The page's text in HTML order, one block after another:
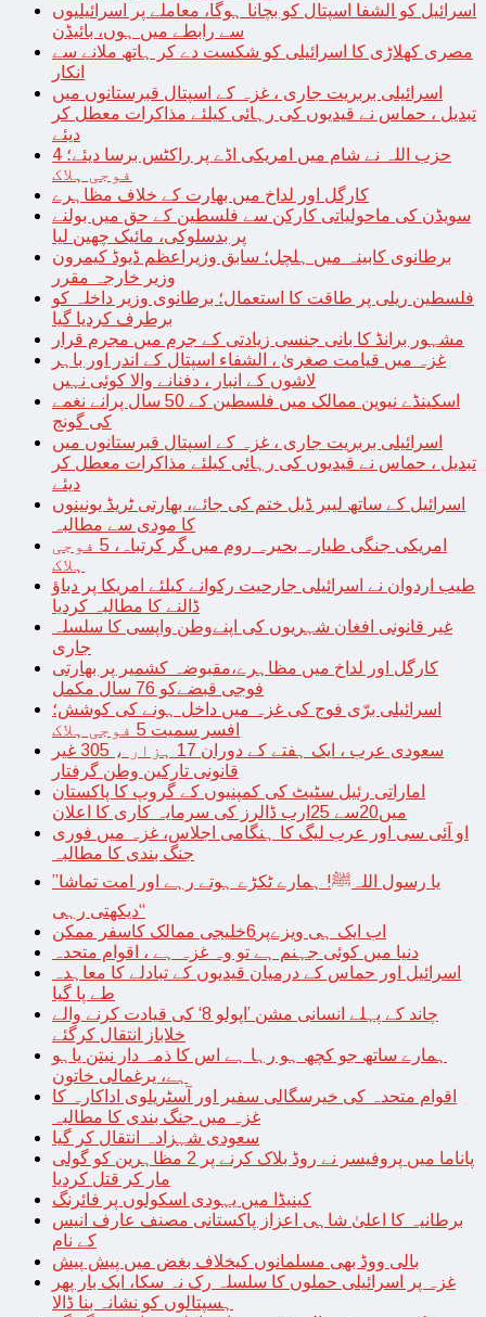
اسرائیل کو الشفا اسپتال کو بچانا ہوگا، معاملے پر اسرائیلیوں
سے رابطے میں ہوں، بائیڈن
مصری کھلاڑی کا اسرائیلی کو شکست دے کر ہاتھ ملانے سے
انکار
اسرائیلی بربریت جاری ، غزہ کے اسپتال قبرستانوں میں
تبدیل ، حماس نے قیدیوں کی رہائی کیلئے مذاکرات معطل کر
دیئے
حزب اللہ نے شام میں امریکی اڈے پر راکٹس برسا دیئے؛ 4
فوجی ہلاک
کارگل اور لداخ میں بھارت کے خلاف مظاہرے
سویڈن کی ماحولیاتی کارکن سے فلسطین کے حق میں بولنے
پر بدسلوکی، مائیک چھین لیا
برطانوی کابینہ میں ہلچل؛ سابق وزیراعظم ڈیوڈ کیمرون
وزیر خارجہ مقرر
فلسطین ریلی پر طاقت کا استعمال؛ برطانوی وزیر داخلہ کو
برطرف کردیا گیا
مشہور برانڈ کا بانی جنسی زیادتی کے جرم میں مجرم قرار
غزہ میں قیامت صغریٰ ، الشفاء اسپتال کے اندر اور باہر
لاشوں کے انبار ، دفنانے والا کوئی نہیں
اسکینڈے نیوین ممالک میں فلسطین کے 50 سال پرانے نغمے
کی گونج
اسرائیلی بربریت جاری ، غزہ کے اسپتال قبرستانوں میں
تبدیل ، حماس نے قیدیوں کی رہائی کیلئے مذاکرات معطل کر
دیئے
اسرائیل کے ساتھ لیبر ڈیل ختم کی جائے، بھارتی ٹریڈ یونینوں
کا مودی سے مطالبہ
امریکی جنگی طیارہ بحیرہ روم میں گر کرتباہ، 5 فوجی
ہلاک
طیب اردوان نے اسرائیلی جارحیت رکوانے کیلئے امریکا پر دباؤ
ڈالنے کا مطالبہ کردیا
غیر قانونی افغان شہریوں کی اپنےوطن واپسی کا سلسلہ
جاری
کارگل اور لداخ میں مظاہرے،مقبوضہ کشمیر پر بھارتی
فوجی قبضےکو 76 سال مکمل
اسرائیلی برّی فوج کی غزہ میں داخل ہونے کی کوشش؛
افسر سمیت 5 فوجی ہلاک
سعودی عرب ، ایک ہفتے کے دوران 17 ہزار ، 305 غیر
قانونی تارکین وطن گرفتار
اماراتی رئیل سٹیٹ کی کمپنیوں کے گروپ کا پاکستان
میں20سے 25ارب ڈالرز کی سرمایہ کاری کا اعلان
او آئی سی اور عرب لیگ کا ہنگامی اجلاس، غزہ میں فوری
جنگ بندی کا مطالبہ
’’یا رسول اللہﷺ! ہمارے ٹکڑے ہوتے رہے اور امت تماشا
دیکھتی رہی‘‘
اب ایک ہی ویزےپر6خلیجی ممالک کاسفر ممکن
دنیا میں کوئی جہنم ہے تو وہ غزہ ہے ، اقوام متحدہ
اسرائیل اور حماس کے درمیان قیدیوں کے تبادلے کا معاہدہ
طے پا گیا
چاند کے پہلے انسانی مشن ’اپولو 8‘ کی قیادت کرنے والے
خلاباز انتقال کرگئے
ہمارے ساتھ جو کچھ ہو رہا ہے اس کا ذمہ دار نیتن یاہو
ہے، یرغمالی خاتون
اقوام متحدہ کی خیرسگالی سفیر اور آسٹریلوی اداکارہ کا
غزہ میں جنگ بندی کا مطالبہ
سعودی شہزادہ انتقال کر گیا
پاناما میں پروفیسر نے روڈ بلاک کرنے پر 2 مظاہرین کو گولی
مار کر قتل کردیا
کینیڈا میں یہودی اسکولوں پر فائرنگ
برطانیہ کا اعلیٰ شاہی اعزاز پاکستانی مصنف عارف انیس
کے نام
بالی ووڈ بھی مسلمانوں کیخلاف بغض میں پیش پیش
غزہ پر اسرائیلی حملوں کا سلسلہ رک نہ سکا، ایک بار پھر
ہسپتالوں کو نشانہ بنا ڈالا